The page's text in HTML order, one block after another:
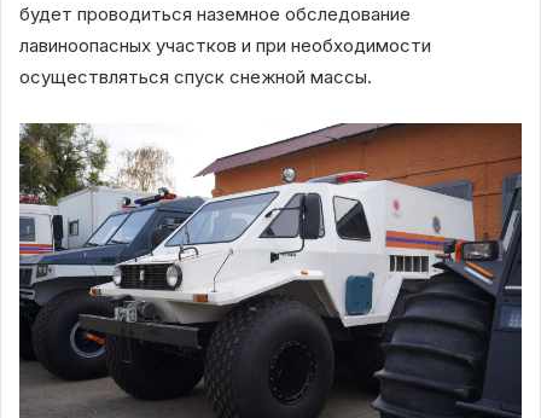
будет проводиться наземное обследование
лавиноопасных участков и при необходимости
осуществляться спуск снежной массы.